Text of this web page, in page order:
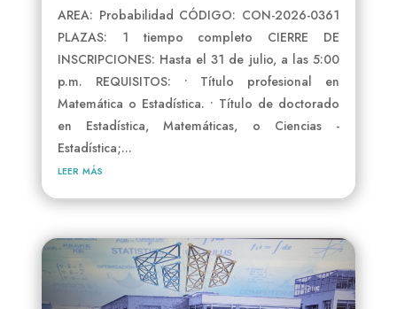
AREA: Probabilidad CÓDIGO: CON-2026-0361
PLAZAS: 1 tiempo completo CIERRE DE
INSCRIPCIONES: Hasta el 31 de julio, a las 5:00
p.m. REQUISITOS: • Título profesional en
Matemática o Estadística. • Título de doctorado
en Estadística, Matemáticas, o Ciencias -
Estadística;...
leer más